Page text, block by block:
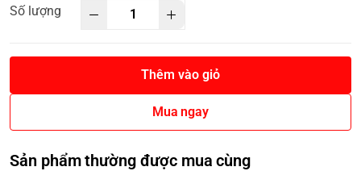
Số lượng
Thêm vào giỏ
Mua ngay
Sản phẩm thường được mua cùng